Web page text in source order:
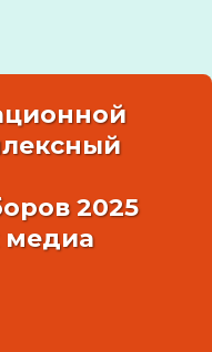
2025
медиа